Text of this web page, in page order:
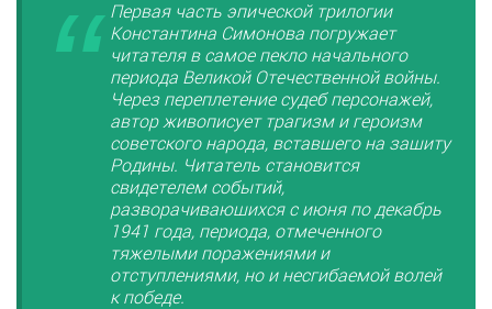
Первая часть эпической трилогии
Константина Симонова погружает
читателя в самое пекло начального
периода Великой Отечественной войны.
Через переплетение судеб персонажей,
автор живописует трагизм и героизм
советского народа, вставшего на защиту
Родины. Читатель становится
свидетелем событий,
разворачивающихся с июня по декабрь
1941 года, периода, отмеченного
тяжелыми поражениями и
отступлениями, но и несгибаемой волей
к победе.